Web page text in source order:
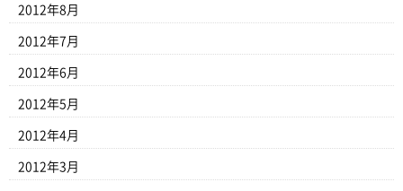
2012年8月
2012年7月
2012年6月
2012年5月
2012年4月
2012年3月